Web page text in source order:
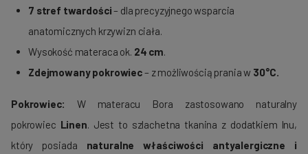
7 stref twardości– dla precyzyjnego wsparcia
anatomicznych krzywizn ciała.
Wysokość materaca ok. 24 cm.
Zdejmowany pokrowiec– z możliwością prania w 30°C.
Pokrowiec: W materacu Bora zastosowano naturalny
pokrowiec Linen. Jest to szlachetna tkanina z dodatkiem lnu,
który posiada naturalne właściwości antyalergiczne i